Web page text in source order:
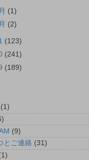
(1)
(2)
(123)
(241)
(189)
(1)
(9)
とご連絡 (31)